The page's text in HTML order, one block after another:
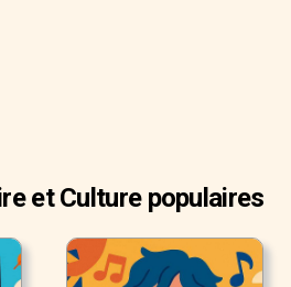
et Culture populaires